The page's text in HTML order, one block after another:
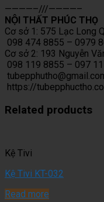
————–///————–
NỘI THẤT PHÚC THỌ
Cơ sở 1: 575 Lạc Long
098 474 8855 – 0979
Cơ sở 2: 193 Nguyễn
098 119 8855 – 097
https://
Related products
Kệ Tivi
Kệ Tivi KT-032
Read more